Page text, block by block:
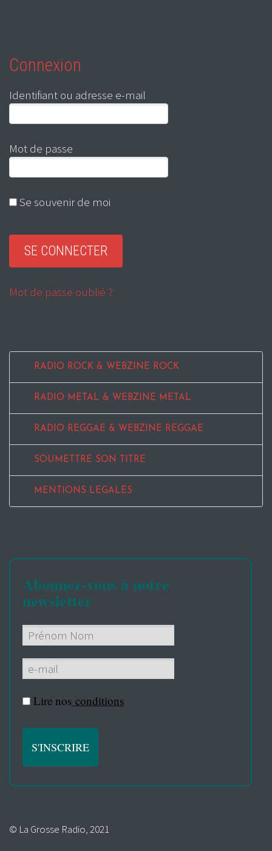
Connexion
Identifiant ou adresse e-mail
Mot de passe
Se souvenir de moi
Mot de passe oublié ?
RADIO ROCK & WEBZINE ROCK
RADIO METAL & WEBZINE METAL
RADIO REGGAE & WEBZINE REGGAE
SOUMETTRE SON TITRE
MENTIONS LEGALES
Abonnez-vous à notre
newsletter
Lire nos conditions
© La Grosse Radio, 2021